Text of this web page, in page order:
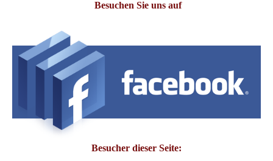
Besuchen Sie uns auf
Besucher dieser Seite: